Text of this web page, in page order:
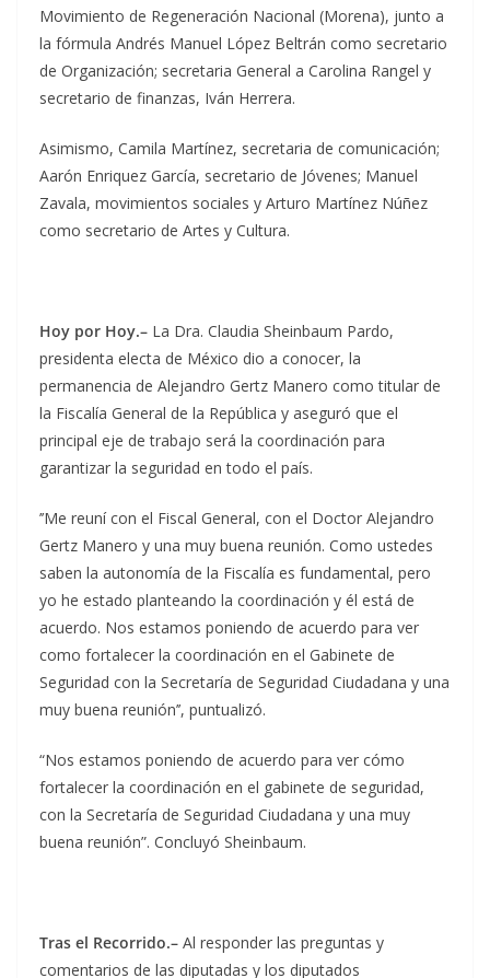
Movimiento de Regeneración Nacional (Morena), junto a
la fórmula Andrés Manuel López Beltrán como secretario
de Organización; secretaria General a Carolina Rangel y
secretario de finanzas, Iván Herrera.
Asimismo, Camila Martínez, secretaria de comunicación;
Aarón Enriquez García, secretario de Jóvenes; Manuel
Zavala, movimientos sociales y Arturo Martínez Núñez
como secretario de Artes y Cultura.
Hoy por Hoy.– La Dra. Claudia Sheinbaum Pardo,
presidenta electa de México dio a conocer, la
permanencia de Alejandro Gertz Manero como titular de
la Fiscalía General de la República y aseguró que el
principal eje de trabajo será la coordinación para
garantizar la seguridad en todo el país.
’’Me reuní con el Fiscal General, con el Doctor Alejandro
Gertz Manero y una muy buena reunión. Como ustedes
saben la autonomía de la Fiscalía es fundamental, pero
yo he estado planteando la coordinación y él está de
acuerdo. Nos estamos poniendo de acuerdo para ver
como fortalecer la coordinación en el Gabinete de
Seguridad con la Secretaría de Seguridad Ciudadana y una
muy buena reunión’’, puntualizó.
“Nos estamos poniendo de acuerdo para ver cómo
fortalecer la coordinación en el gabinete de seguridad,
con la Secretaría de Seguridad Ciudadana y una muy
buena reunión”. Concluyó Sheinbaum.
Tras el Recorrido.– Al responder las preguntas y
comentarios de las diputadas y los diputados